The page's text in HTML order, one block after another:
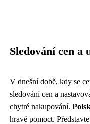
Sledování cen a
V dnešní době, kdy se
sledování cen a
chytré nakupování.
hravě pomoct.